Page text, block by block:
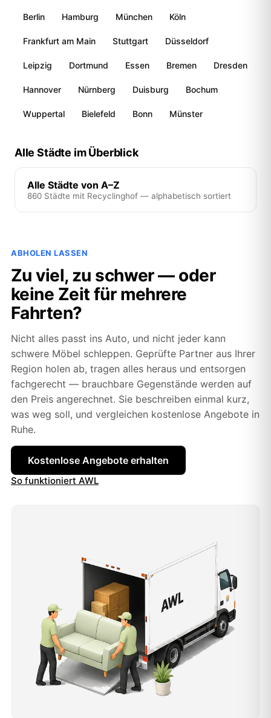
Berlin Hamburg München Köln
Frankfurt am Main Stuttgart Düsseldorf
Leipzig Dortmund Essen Bremen Dresden
Hannover Nürnberg Duisburg Bochum
Wuppertal Bielefeld Bonn Münster
Alle Städte im Überblick
Alle Städte von A–Z
860 Städte mit Recyclinghof — alphabetisch sortiert
ABHOLEN LASSEN
Zu viel, zu schwer — oder
keine Zeit für mehrere
Fahrten?
Nicht alles passt ins Auto, und nicht jeder kann
schwere Möbel schleppen. Geprüfte Partner aus Ihrer
Region holen ab, tragen alles heraus und entsorgen
fachgerecht — brauchbare Gegenstände werden auf
den Preis angerechnet. Sie beschreiben einmal kurz,
was weg soll, und vergleichen kostenlose Angebote in
Ruhe.
Kostenlose Angebote erhalten
So funktioniert AWL